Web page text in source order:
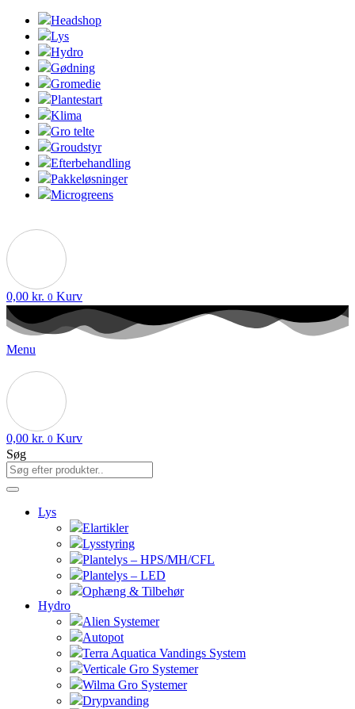
Headshop
Lys
Hydro
Gødning
Gromedie
Plantestart
Klima
Gro telte
Groudstyr
Efterbehandling
Pakkeløsninger
Microgreens
0,00 kr. 0 Kurv
Menu
0,00 kr. 0 Kurv
Søg
Lys
Elartikler
Lysstyring
Plantelys – HPS/MH/CFL
Plantelys – LED
Ophæng & Tilbehør
Hydro
Alien Systemer
Autopot
Terra Aquatica Vandings System
Verticale Gro Systemer
Wilma Gro Systemer
Drypvanding